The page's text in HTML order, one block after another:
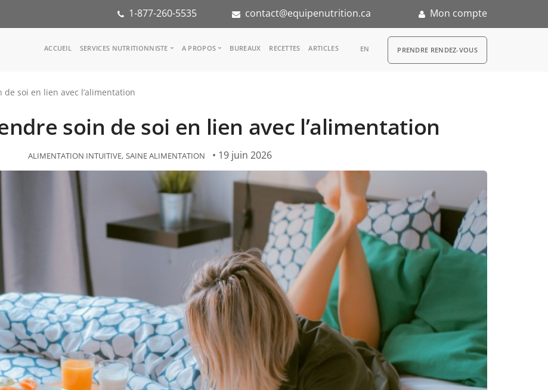
1-877-260-5535 contact@equipenutrition.ca Mon compte
Main
ACCUEIL SERVICES NUTRITIONNISTE
Référence médicale
Groupes d'inspiration
KoalaPro
A PROPOS
Partenaires
Stage en nutrition
Carrières
BUREAUX RECETTES ARTICLES EN RDV
PRENDRE RENDEZ-VOUS
soi en lien avec l’alimentation
soin de soi en lien avec l’alimentation
ALIMENTATION INTUITIVE SAINE ALIMENTATION • 19 juin 2026